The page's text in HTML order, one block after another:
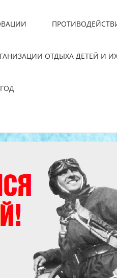
ОТДЫХА ДЕТЕЙ И